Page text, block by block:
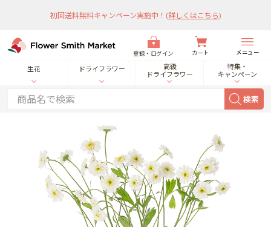
初回送料無料キャンペーン実施中！ (詳しくはこちら)
登録・ログイン カート メニュー
生花 ドライフラワー
高級
ドライフラワー
特集・
キャンペーン
検索